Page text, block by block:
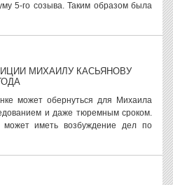
5-го созыва. Таким образом была
МИХАИЛУ КАСЬЯНОВУ
может обернуться для Михаила
и даже тюремным сроком.
может иметь возбуждение дел по